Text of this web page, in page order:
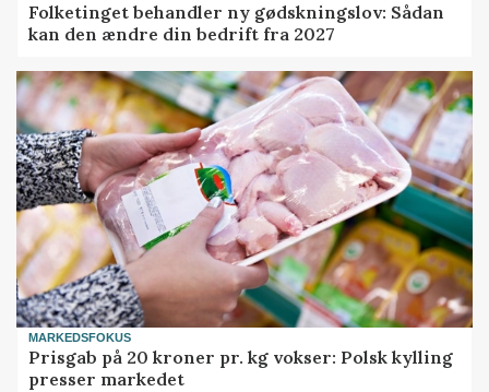
Folketinget behandler ny gødskningslov: Sådan
kan den ændre din bedrift fra 2027
MARKEDSFOKUS
Prisgab på 20 kroner pr. kg vokser: Polsk kylling
presser markedet